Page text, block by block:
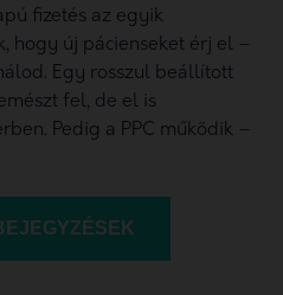
fizetés az egyik
hogy új pácienseket érj el –
Egy rosszul beállított
fel, de el is
Pedig a PPC működik –